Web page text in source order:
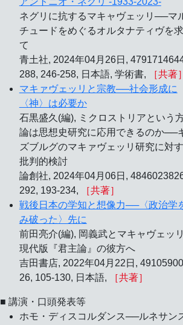
ネグリに抗するマキャヴェッリ──マ
チュードをめぐるオルタナティヴを
て
青土社, 2024年04月26日,
288, 246-258, 日本語, 学術書,
［共著
マキァヴェッリと宗教──社会形成に
〈神〉は必要か
石黒盛久(編), ミクロストリアという
論は思想史研究に応用できるのか──
ズブルグのマキァヴェッリ研究に対
批判的検討
論創社, 2024年04月06日,
292, 193-234,
［共著］
戦後日本の学知と想像力──〈政治学
み破った〉先に
前田亮介(編), 岡義武とマキャヴェッ
現代版『君主論』の彼方へ
吉田書店, 2022年04月22日,
26, 105-130, 日本語,
［共著］
■ 講演・口頭発表等
ホモ・ディスコルダンス──ルネサン